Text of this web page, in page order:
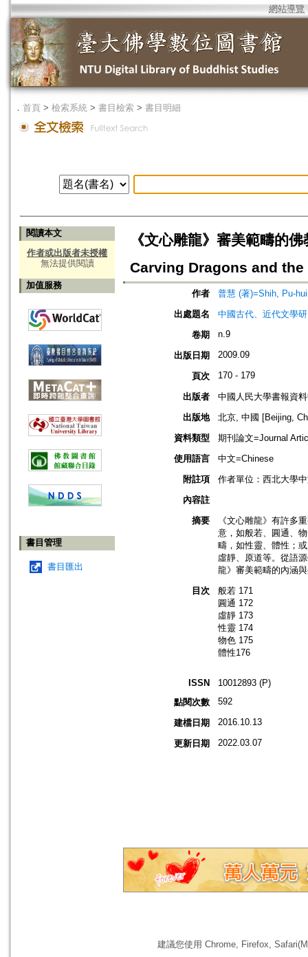
網站導覽
． 首頁 > 檢索系統 > 書目檢索 > 書目明細
閱讀本文
作者或出版者未授權
無法提供閱讀
加值服務
書目管理
書目匯出
《文心雕龍》審美範疇
Carving Dragons and
作者
普慧 (著)=Shih, Pu-
出處題名
中國古代、近代文學
卷期
n.9
出版日期 2009.09
頁次 170 - 179
出版者
中國人民大學書報資
出版地
北京, 中國 [Beijing,
資料類型
期刊論文=Journal
使用語言
中文=Chinese
附註項
作者單位：西北大學
內容註
摘要
《文心雕龍》有許多
意，如般若、圓通、
疇，如性靈、體性；
虛靜、原道等。從語
龍》審美範疇的內涵
目次
般若 171
圓通 172
虛靜 173
性靈 174
物色 175
體性176
ISSN
10012893 (P)
點閱次數
592
建檔日期 2016.10.13
更新日期 2022.03.07
建議您使用 Chrome, Firefox,